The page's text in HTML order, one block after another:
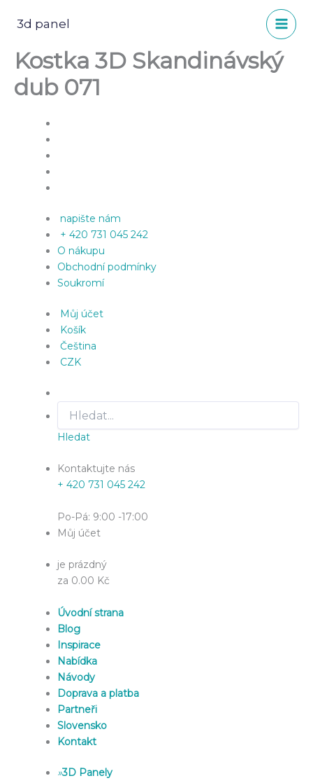
3d panel
Kostka 3D Skandinávský
dub 071
napište nám
+ 420 731 045 242
O nákupu
Obchodní podmínky
Soukromí
Můj účet
Košík
Čeština
CZK
Hledat
Kontaktujte nás
+ 420 731 045 242
Po-Pá: 9:00 -17:00
Můj účet
je prázdný
za 0.00 Kč
Úvodní strana
Blog
Inspirace
Nabídka
Návody
Doprava a platba
Partneři
Slovensko
Kontakt
»3D Panely